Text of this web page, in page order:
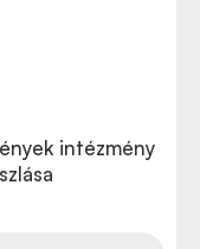
intézmény